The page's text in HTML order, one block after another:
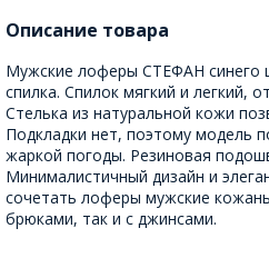
Описание товара
Мужские лоферы СТЕФАН синего
спилка. Спилок мягкий и легкий,
Стелька из натуральной кожи
Подкладки нет, поэтому модель
жаркой погоды. Резиновая
Минималистичный дизайн и
сочетать лоферы мужские
брюками, так и с джинсами.